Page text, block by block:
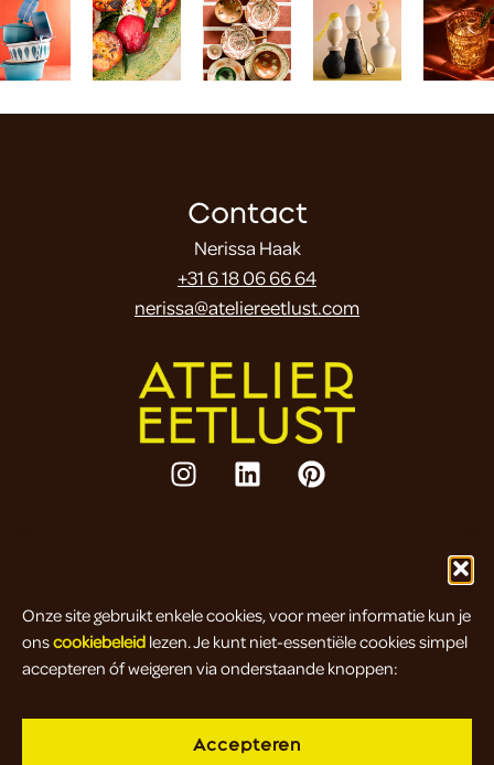
Onze site gebruikt enkele cookies, voor meer informatie kun je
onscookiebeleid lezen. Je kunt niet-essentiële cookies simpel
accepteren óf weigeren via onderstaande knoppen:
Accepteren
Contact
Nerissa Haak
+31 6 18 06 66 64
nerissa@ateliereetlust.com
Klachten/Retourbeleid
Colofon